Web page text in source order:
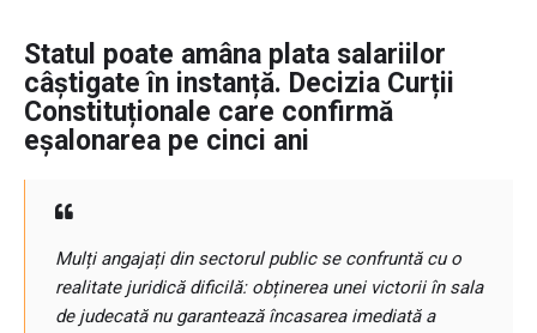
Statul poate amâna plata salariilor
câștigate în instanță. Decizia Curții
Constituționale care confirmă
eșalonarea pe cinci ani
Mulți angajați din sectorul public se confruntă cu o
realitate juridică dificilă: obținerea unei victorii în sala
de judecată nu garantează încasarea imediată a